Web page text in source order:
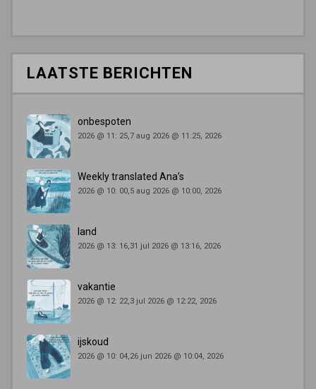
LAATSTE BERICHTEN
onbespoten
2026 @ 11: 25,7 aug 2026 @ 11:25, 2026
Weekly translated Ana’s
2026 @ 10: 00,5 aug 2026 @ 10:00, 2026
land
2026 @ 13: 16,31 jul 2026 @ 13:16, 2026
vakantie
2026 @ 12: 22,3 jul 2026 @ 12:22, 2026
ijskoud
2026 @ 10: 04,26 jun 2026 @ 10:04, 2026